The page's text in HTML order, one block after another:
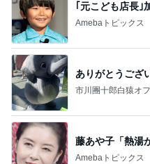
｢元こども店長
Amebaトピックス
ありがとうござ
市川團十郎白猿オ
藤あや子「熱湯
Amebaトピックス